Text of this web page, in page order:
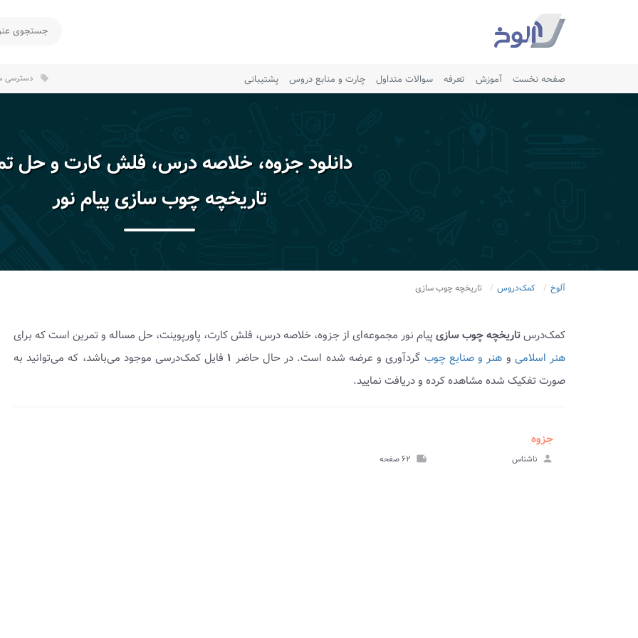
صفحه نخست آموزش تعرفه سوالات متداول چارت و منابع دروس پشتیبانی local_offer دسترسی
دانلود جزوه، خلاصه درس، فلش کارت و حل
تاریخچه چوب سازی پیام نور
آلوخ کمک‌دروس تاریخچه چوب سازی
کمک‌درستاریخچه چوب سازی پیام نور مجموعه‌ای از جزوه، خلاصه درس، فلش کارت، پاورپوینت، حل مساله و تمرین است که برای
هنر اسلامی و هنر و صنایع چوب گردآوری و عرضه شده است. در حال حاضر ۱فایل کمک‌درسی موجود می‌باشد، که می‌توانید به
صورت تفکیک شده مشاهده کرده و دریافت نمایید.
جزوه
person ناشناس note ۶۲ صفحه